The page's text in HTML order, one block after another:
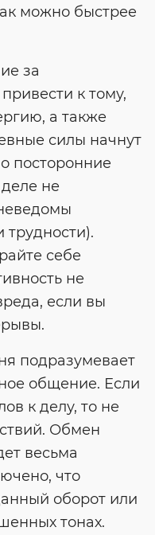
можно быстрее
за
к тому,
а также
силы начнут
посторонние
не
себе
не
если вы
подразумевает
общение. Если
к делу, то не
Обмен
весьма
что
оборот или
тонах.